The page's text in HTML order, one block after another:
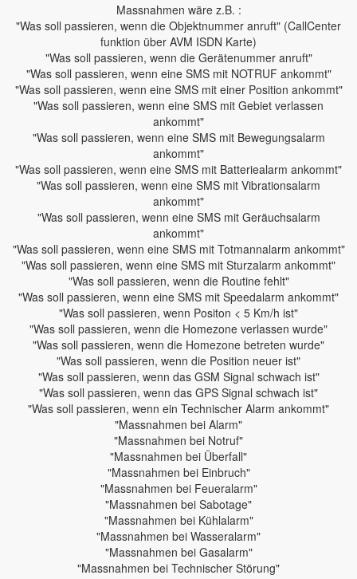
Massnahmen wäre z.B. :
"Was soll passieren, wenn die Objektnummer anruft" (CallCenter
funktion über AVM ISDN Karte)
"Was soll passieren, wenn die Gerätenummer anruft"
"Was soll passieren, wenn eine SMS mit NOTRUF ankommt"
"Was soll passieren, wenn eine SMS mit einer Position ankommt"
"Was soll passieren, wenn eine SMS mit Gebiet verlassen
ankommt"
"Was soll passieren, wenn eine SMS mit Bewegungsalarm
ankommt"
"Was soll passieren, wenn eine SMS mit Batteriealarm ankommt"
"Was soll passieren, wenn eine SMS mit Vibrationsalarm
ankommt"
"Was soll passieren, wenn eine SMS mit Geräuchsalarm
ankommt"
"Was soll passieren, wenn eine SMS mit Totmannalarm ankommt"
"Was soll passieren, wenn eine SMS mit Sturzalarm ankommt"
"Was soll passieren, wenn die Routine fehlt"
"Was soll passieren, wenn eine SMS mit Speedalarm ankommt"
"Was soll passieren, wenn Positon < 5 Km/h ist"
"Was soll passieren, wenn die Homezone verlassen wurde"
"Was soll passieren, wenn die Homezone betreten wurde"
"Was soll passieren, wenn die Position neuer ist"
"Was soll passieren, wenn das GSM Signal schwach ist"
"Was soll passieren, wenn das GPS Signal schwach ist"
"Was soll passieren, wenn ein Technischer Alarm ankommt"
"Massnahmen bei Alarm"
"Massnahmen bei Notruf"
"Massnahmen bei Überfall"
"Massnahmen bei Einbruch"
"Massnahmen bei Feueralarm"
"Massnahmen bei Sabotage"
"Massnahmen bei Kühlalarm"
"Massnahmen bei Wasseralarm"
"Massnahmen bei Gasalarm"
"Massnahmen bei Technischer Störung"